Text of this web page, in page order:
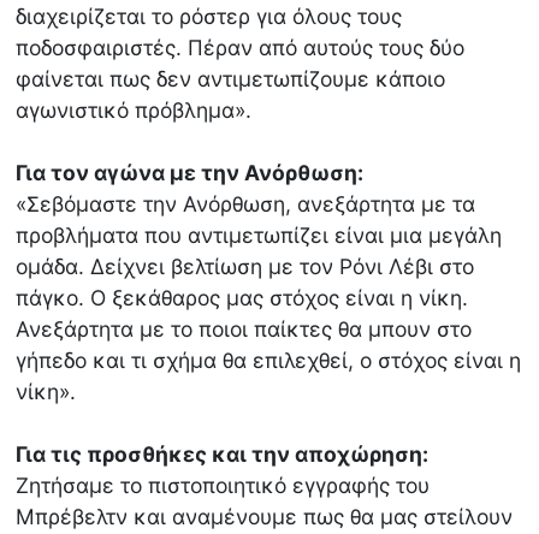
διαχειρίζεται το ρόστερ για όλους τους
ποδοσφαιριστές. Πέραν από αυτούς τους δύο
φαίνεται πως δεν αντιμετωπίζουμε κάποιο
αγωνιστικό πρόβλημα».
Για τον αγώνα με την Ανόρθωση:
«Σεβόμαστε την Ανόρθωση, ανεξάρτητα με τα
προβλήματα που αντιμετωπίζει είναι μια μεγάλη
ομάδα. Δείχνει βελτίωση με τον Ρόνι Λέβι στο
πάγκο. Ο ξεκάθαρος μας στόχος είναι η νίκη.
Ανεξάρτητα με το ποιοι παίκτες θα μπουν στο
γήπεδο και τι σχήμα θα επιλεχθεί, ο στόχος είναι η
νίκη».
Για τις προσθήκες και την αποχώρηση:
Ζητήσαμε το πιστοποιητικό εγγραφής του
Μπρέβελτν και αναμένουμε πως θα μας στείλουν